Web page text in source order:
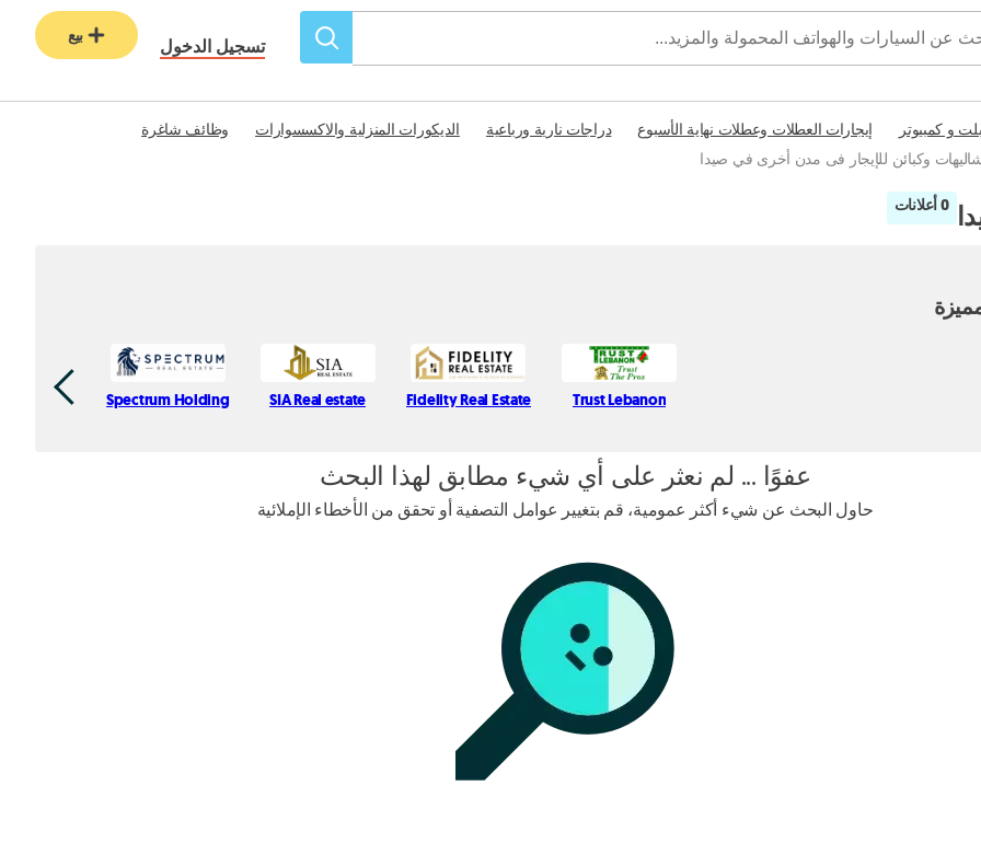
تسجيل الدخول
بيع
و كمبيوتر إيجارات العطلات وعطلات نهاية الأسبوع دراجات نارية ورباعية الديكورات المنزلية والاكسسوارات
وظائف شاغرة
وكبائن للإيجار فى مدن أخرى في صيدا
0 أعلانات
Spectrum Holding SIA Real estate Fidelity Real Estate Trust Lebanon
عفوًا ... لم نعثر على أي شيء مطابق لهذا البحث
حاول البحث عن شيء أكثر عمومية، قم بتغيير عوامل التصفية أو تحقق من الأخطاء الإملائية